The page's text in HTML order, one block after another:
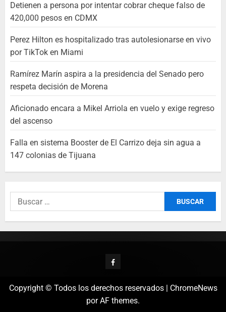
Detienen a persona por intentar cobrar cheque falso de
420,000 pesos en CDMX
Perez Hilton es hospitalizado tras autolesionarse en vivo
por TikTok en Miami
Ramírez Marín aspira a la presidencia del Senado pero
respeta decisión de Morena
Aficionado encara a Mikel Arriola en vuelo y exige regreso
del ascenso
Falla en sistema Booster de El Carrizo deja sin agua a
147 colonias de Tijuana
Copyright © Todos los derechos reservados | ChromeNews
por AF themes.